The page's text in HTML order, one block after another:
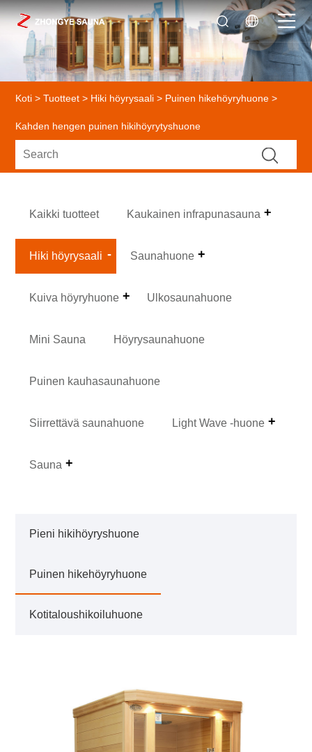
Koti > Tuotteet > Hiki höyrysaali > Puinen hikehöyryhuone >
Kahden hengen puinen hikihöyrytyshuone
Kaikki tuotteet Kaukainen infrapunasauna
Hiki höyrysaali Saunahuone
Kuiva höyryhuone Ulkosaunahuone
Mini Sauna Höyrysaunahuone
Puinen kauhasaunahuone
Siirrettävä saunahuone Light Wave -huone
Sauna
Pieni hikihöyryshuone
Puinen hikehöyryhuone
Kotitaloushikoiluhuone